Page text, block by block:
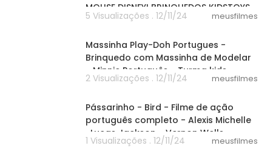
MOUSE DISNEY! BRINQUEDOS KIDSTOYS
5 Visualizações . 12/11/24 meusfilmes
Massinha Play-Doh Portugues -
Brinquedo com Massinha de Modelar
- Minnie Português - Turma kids
2 Visualizações . 12/11/24 meusfilmes
Pássarinho - Bird - Filme de ação
português completo - Alexis Michelle
-Lucas Jackson - Vernon Wells
1 Visualizações . 12/11/24 meusfilmes